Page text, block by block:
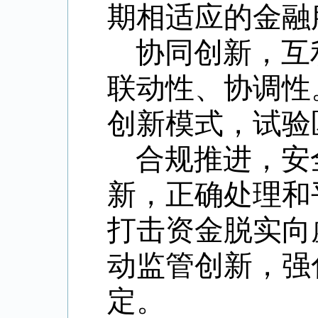
期相适应的金
协同创新，
联动性、协调
创新模式，试
合规推进，
新，正确处理
打击资金脱实
动监管创新，
定。